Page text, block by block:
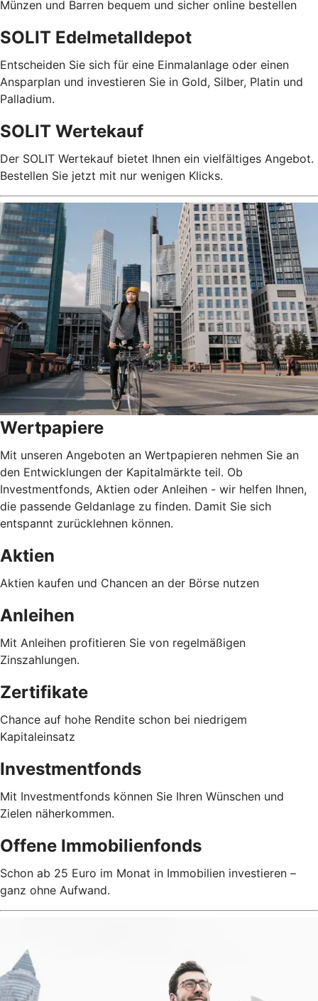
Münzen und Barren bequem und sicher online bestellen
SOLIT Edelmetalldepot
Entscheiden Sie sich für eine Einmalanlage oder einen
Ansparplan und investieren Sie in Gold, Silber, Platin und
Palladium.
SOLIT Wertekauf
Der SOLIT Wertekauf bietet Ihnen ein vielfältiges Angebot.
Bestellen Sie jetzt mit nur wenigen Klicks.
Wertpapiere
Mit unseren Angeboten an Wertpapieren nehmen Sie an
den Entwicklungen der Kapitalmärkte teil. Ob
Investmentfonds, Aktien oder Anleihen - wir helfen Ihnen,
die passende Geldanlage zu finden. Damit Sie sich
entspannt zurücklehnen können.
Aktien
Aktien kaufen und Chancen an der Börse nutzen
Anleihen
Mit Anleihen profitieren Sie von regelmäßigen
Zinszahlungen.
Zertifikate
Chance auf hohe Rendite schon bei niedrigem
Kapitaleinsatz
Investmentfonds
Mit Investmentfonds können Sie Ihren Wünschen und
Zielen näherkommen.
Offene Immobilienfonds
Schon ab 25 Euro im Monat in Immobilien investieren –
ganz ohne Aufwand.